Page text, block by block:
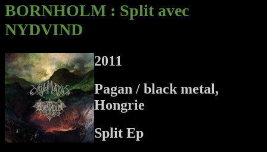
BORNHOLM : Split avec
NYDVIND
2011
Pagan / black metal,
Hongrie
Split Ep